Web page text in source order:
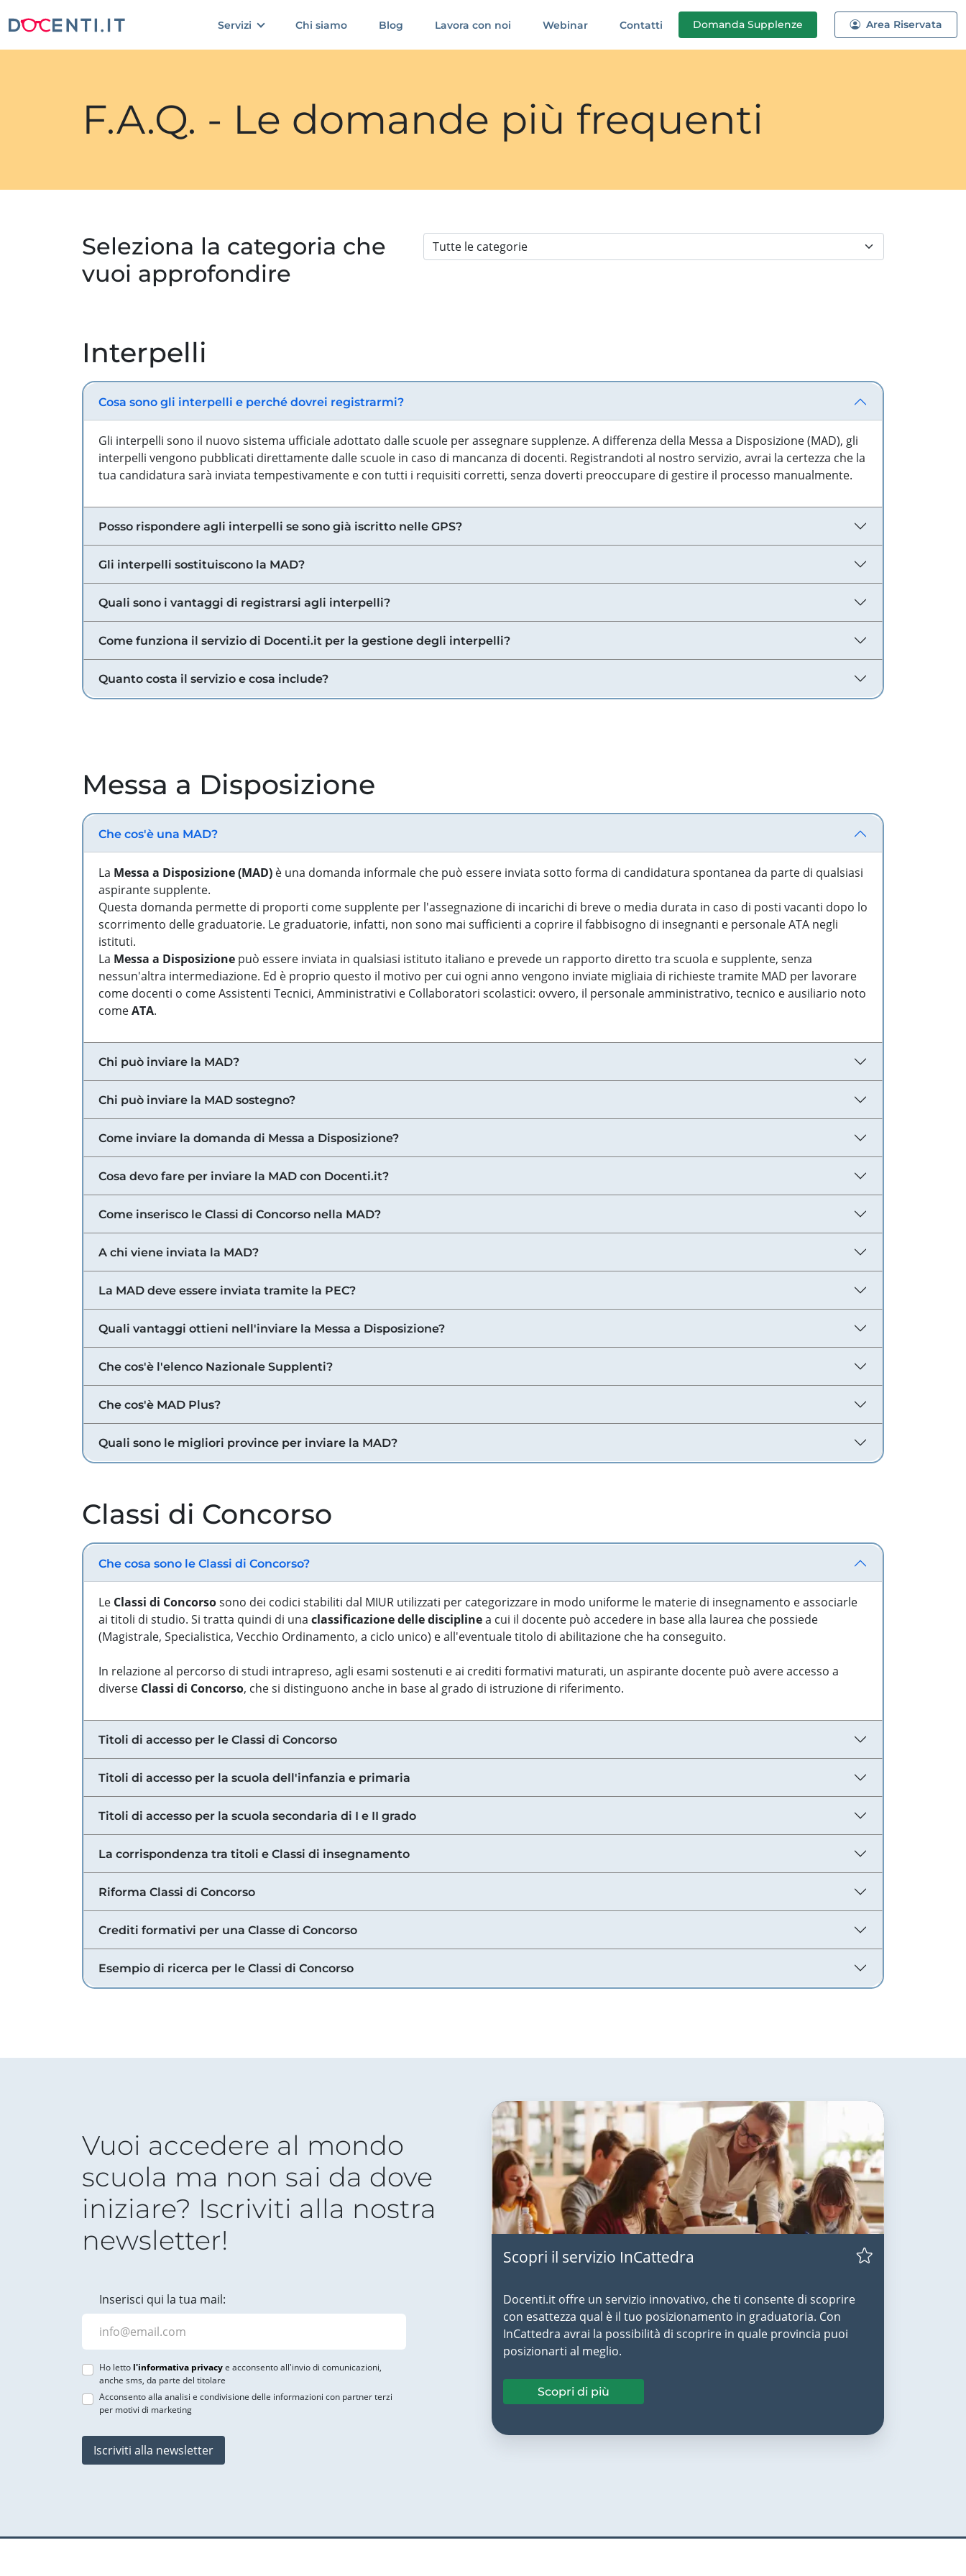
Servizi Chi siamo Blog Lavora con noi Webinar Contatti Domanda Supplenze Area Riservata
F.A.Q. - Le domande più frequenti
Seleziona la categoria che
vuoi approfondire
Interpelli
Cosa sono gli interpelli e perché dovrei registrarmi?
Gli interpelli sono il nuovo sistema ufficiale adottato dalle scuole per assegnare supplenze. A differenza della Messa a Disposizione (MAD), gli
interpelli vengono pubblicati direttamente dalle scuole in caso di mancanza di docenti. Registrandoti al nostro servizio, avrai la certezza che la
tua candidatura sarà inviata tempestivamente e con tutti i requisiti corretti, senza doverti preoccupare di gestire il processo manualmente.
Posso rispondere agli interpelli se sono già iscritto nelle GPS?
Gli interpelli sostituiscono la MAD?
Quali sono i vantaggi di registrarsi agli interpelli?
Come funziona il servizio di Docenti.it per la gestione degli interpelli?
Quanto costa il servizio e cosa include?
Messa a Disposizione
Che cos'è una MAD?
La Messa a Disposizione (MAD) è una domanda informale che può essere inviata sotto forma di candidatura spontanea da parte di qualsiasi
aspirante supplente.
Questa domanda permette di proporti come supplente per l'assegnazione di incarichi di breve o media durata in caso di posti vacanti dopo lo
scorrimento delle graduatorie. Le graduatorie, infatti, non sono mai sufficienti a coprire il fabbisogno di insegnanti e personale ATA negli
istituti.
La Messa a Disposizione può essere inviata in qualsiasi istituto italiano e prevede un rapporto diretto tra scuola e supplente, senza
nessun'altra intermediazione. Ed è proprio questo il motivo per cui ogni anno vengono inviate migliaia di richieste tramite MAD per lavorare
come docenti o come Assistenti Tecnici, Amministrativi e Collaboratori scolastici: ovvero, il personale amministrativo, tecnico e ausiliario noto
comeATA.
Chi può inviare la MAD?
Chi può inviare la MAD sostegno?
Come inviare la domanda di Messa a Disposizione?
Cosa devo fare per inviare la MAD con Docenti.it?
Come inserisco le Classi di Concorso nella MAD?
A chi viene inviata la MAD?
La MAD deve essere inviata tramite la PEC?
Quali vantaggi ottieni nell'inviare la Messa a Disposizione?
Che cos'è l'elenco Nazionale Supplenti?
Che cos'è MAD Plus?
Quali sono le migliori province per inviare la MAD?
Classi di Concorso
Che cosa sono le Classi di Concorso?
Le Classi di Concorsosono dei codici stabiliti dal MIUR utilizzati per categorizzare in modo uniforme le materie di insegnamento e associarle
ai titoli di studio. Si tratta quindi di una classificazione delle disciplinea cui il docente può accedere in base alla laurea che possiede
(Magistrale, Specialistica, Vecchio Ordinamento, a ciclo unico) e all'eventuale titolo di abilitazione che ha conseguito.
In relazione al percorso di studi intrapreso, agli esami sostenuti e ai crediti formativi maturati, un aspirante docente può avere accesso a
diverse Classi di Concorso, che si distinguono anche in base al grado di istruzione di riferimento.
Titoli di accesso per le Classi di Concorso
Titoli di accesso per la scuola dell'infanzia e primaria
Titoli di accesso per la scuola secondaria di I e II grado
La corrispondenza tra titoli e Classi di insegnamento
Riforma Classi di Concorso
Crediti formativi per una Classe di Concorso
Esempio di ricerca per le Classi di Concorso
Vuoi accedere al mondo
scuola ma non sai da dove
iniziare? Iscriviti alla nostra
newsletter!
Inserisci qui la tua mail:
Ho letto l'informativa privacye acconsento all'invio di comunicazioni,
anche sms, da parte del titolare
Acconsento alla analisi e condivisione delle informazioni con partner terzi
per motivi di marketing
Iscriviti alla newsletter
Scopri il servizio InCattedra
Docenti.it offre un servizio innovativo, che ti consente di scoprire
con esattezza qual è il tuo posizionamento in graduatoria. Con
InCattedra avrai la possibilità di scoprire in quale provincia puoi
posizionarti al meglio.
Scopri di più